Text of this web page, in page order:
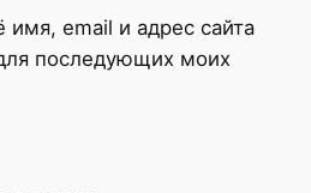
имя, email и адрес сайта
последующих моих